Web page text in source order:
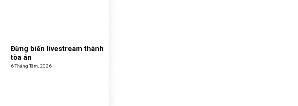
Đừng biến livestream thành
tòa án
6 Tháng Tám, 2026